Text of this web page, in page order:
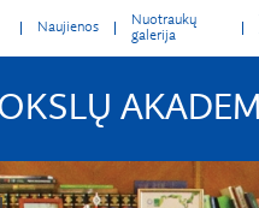
Naujienos
Nuotraukų
galerija